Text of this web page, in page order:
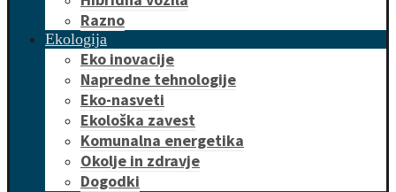
Razno
Ekologija
Eko inovacije
Napredne tehnologije
Eko-nasveti
Ekološka zavest
Komunalna energetika
Okolje in zdravje
Dogodki